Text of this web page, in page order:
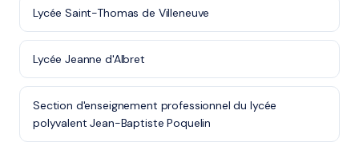
Lycée Saint-Thomas de Villeneuve
Lycée Jeanne d'Albret
Section d'enseignement professionnel du lycée
polyvalent Jean-Baptiste Poquelin